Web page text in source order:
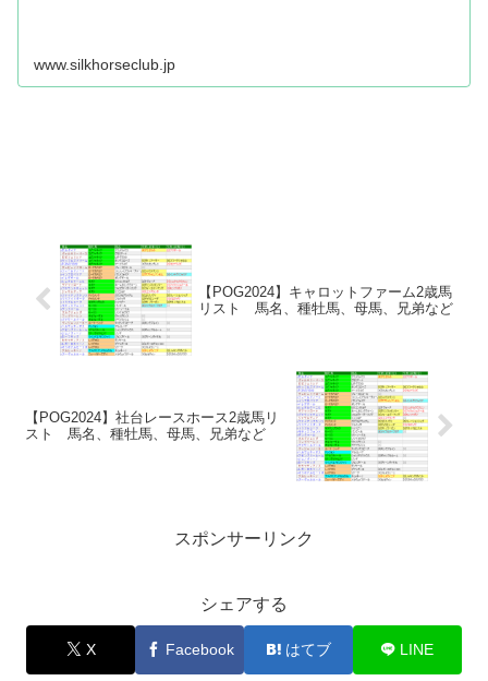
www.silkhorseclub.jp
【POG2024】キャロットファーム2歳馬
リスト 馬名、種牡馬、母馬、兄弟など
【POG2024】社台レースホース2歳馬リ
スト 馬名、種牡馬、母馬、兄弟など
スポンサーリンク
シェアする
X Facebook はてブ LINE